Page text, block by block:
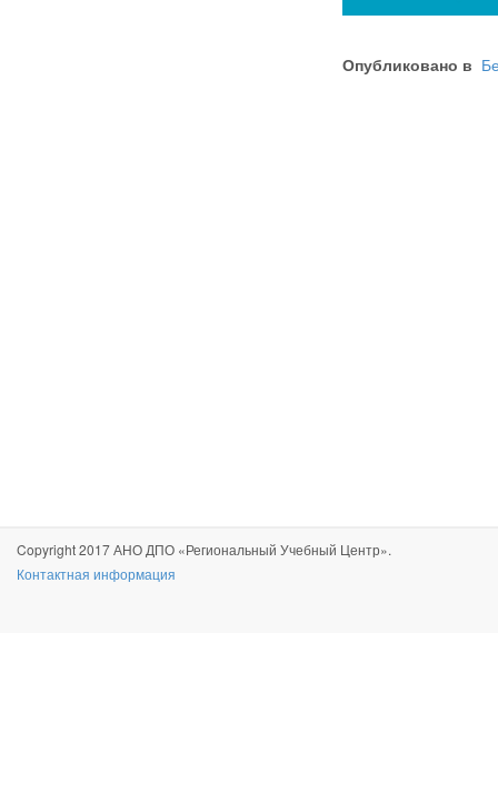
Опубликовано в
Copyright 2017 АНО ДПО «Региональный Учебный Центр».
Контактная информация